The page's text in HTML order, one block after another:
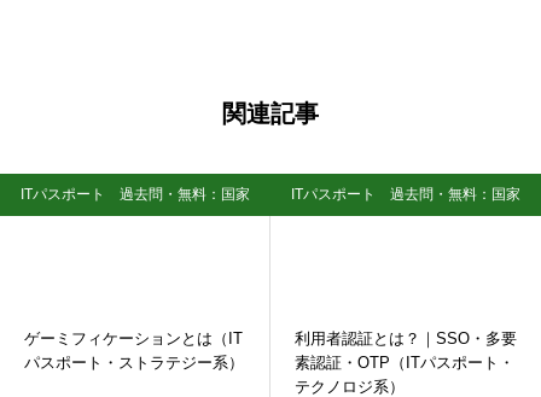
関連記事
ITパスポート 過去問・無料：国家
ゲーミフィケーションとは（IT
パスポート・ストラテジー系）
ITパスポート 過去問・無料：国家
利用者認証とは？｜SSO・多要
素認証・OTP（ITパスポート・
テクノロジ系）